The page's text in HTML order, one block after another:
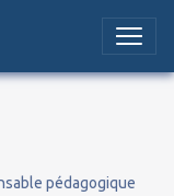
pédagogique